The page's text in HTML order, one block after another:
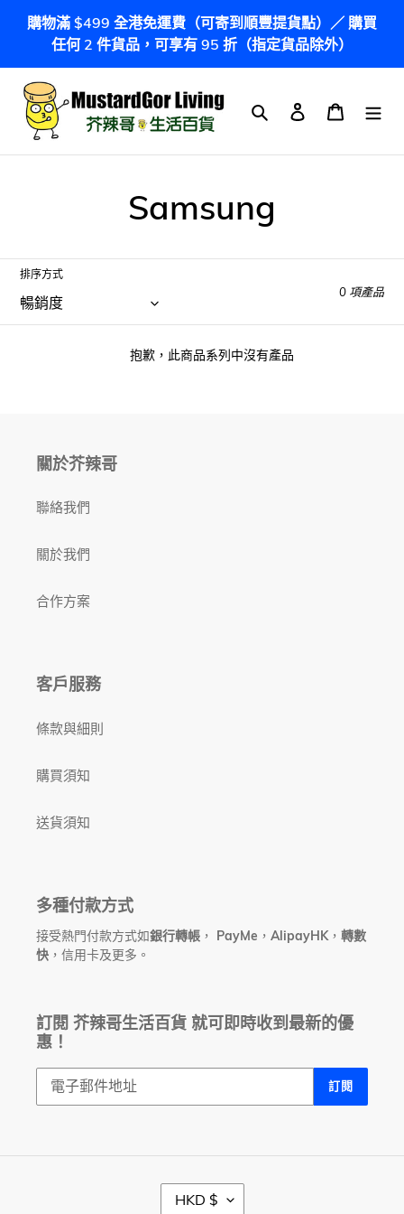
容
購物滿 $499 全港免運費（可寄到順豐提貨點）／ 購買
任何 2 件貨品，可享有 95 折（指定貨品除外）
搜尋 登入 購物車
商
列
:
Samsung
排序方式
0 項產品
抱歉，此商品系列中沒有產品
關於芥辣哥
聯絡我們
關於我們
合作方案
客戶服務
條款與細則
購買須知
送貨須知
多種付款方式
接受熱門付款方式如銀行轉帳 ， PayMe ， AlipayHK ， 轉數
快 ，信用卡及更多。
訂閱 芥辣哥生活百貨 就可即時收到最新的優
惠！
訂閱
幣HKD $